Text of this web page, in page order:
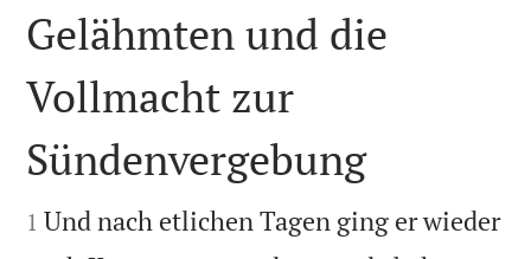

Gelähmten und die
Vollmacht zur
Sündenvergebung

1 Und nach etlichen Tagen ging er wieder